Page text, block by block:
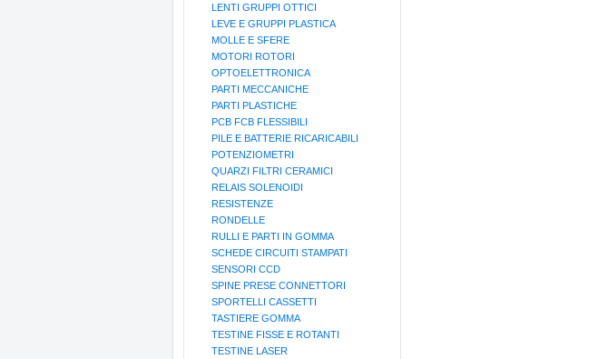
LENTI GRUPPI OTTICI
LEVE E GRUPPI PLASTICA
MOLLE E SFERE
MOTORI ROTORI
OPTOELETTRONICA
PARTI MECCANICHE
PARTI PLASTICHE
PCB FCB FLESSIBILI
PILE E BATTERIE RICARICABILI
POTENZIOMETRI
QUARZI FILTRI CERAMICI
RELAIS SOLENOIDI
RESISTENZE
RONDELLE
RULLI E PARTI IN GOMMA
SCHEDE CIRCUITI STAMPATI
SENSORI CCD
SPINE PRESE CONNETTORI
SPORTELLI CASSETTI
TASTIERE GOMMA
TESTINE FISSE E ROTANTI
TESTINE LASER